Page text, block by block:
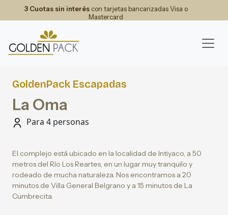
3 Cuotas sin interéscon tarjetas bancarizadas Visa o
Mastercard
GoldenPack Escapadas
La Oma
Para 4 personas
El complejo está ubicado en la localidad de Intiyaco, a 50
metros del Río Los Reartes, en un lugar muy tranquilo y
rodeado de mucha naturaleza. Nos encontramos a 20
minutos de Villa General Belgrano y a 15 minutos de La
Cumbrecita.